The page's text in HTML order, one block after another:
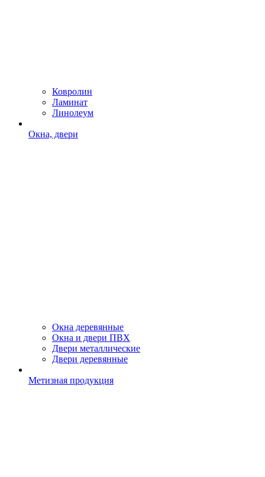
Ковролин
Ламинат
Линолеум
Окна, двери
Окна деревянные
Окна и двери ПВХ
Двери металлические
Двери деревянные
Метизная продукция